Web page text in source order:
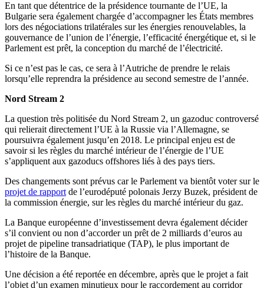
En tant que détentrice de la présidence tournante de l’UE, la
Bulgarie sera également chargée d’accompagner les États membres
lors des négociations trilatérales sur les énergies renouvelables, la
gouvernance de l’union de l’énergie, l’efficacité énergétique et, si le
Parlement est prêt, la conception du marché de l’électricité.
Si ce n’est pas le cas, ce sera à l’Autriche de prendre le relais
lorsqu’elle reprendra la présidence au second semestre de l’année.
Nord Stream 2
La question très politisée du Nord Stream 2, un gazoduc controversé
qui relierait directement l’UE à la Russie via l’Allemagne, se
poursuivra également jusqu’en 2018. Le principal enjeu est de
savoir si les règles du marché intérieur de l’énergie de l’UE
s’appliquent aux gazoducs offshores liés à des pays tiers.
Des changements sont prévus car le Parlement va bientôt voter sur le
projet de rapport de l’eurodéputé polonais Jerzy Buzek, président de
la commission énergie, sur les règles du marché intérieur du gaz.
La Banque européenne d’investissement devra également décider
s’il convient ou non d’accorder un prêt de 2 milliards d’euros au
projet de pipeline transadriatique (TAP), le plus important de
l’histoire de la Banque.
Une décision a été reportée en décembre, après que le projet a fait
l’objet d’un examen minutieux pour le raccordement au corridor